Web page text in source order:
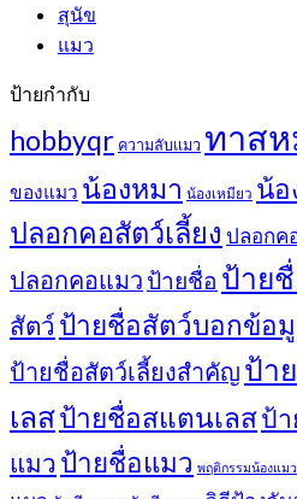
สุนัข
แมว
ป้ายกำกับ
hobbyqr ความลับแมว ทาสห
ของแมว น้องหมา น้องเหมียว น้อ
ปลอกคอสัตว์เลี้ยง ปลอกค
ปลอกคอแมว ป้ายชื่อ ป้ายชื่
สัตว์ ป้ายชื่อสัตว์บอกข้อ
ป้ายชื่อสัตว์เลี้ยงสำคัญ ป้า
เลสป้ายชื่อสแตนเลสป้
แมว ป้ายชื่อแมว พฤติกรรมน้องแมว